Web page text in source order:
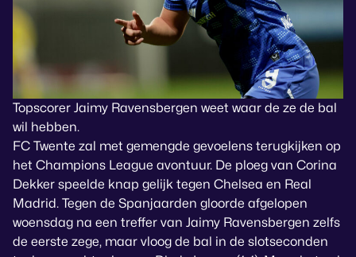
Topscorer Jaimy Ravensbergen weet waar de ze de bal
wil hebben.
FC Twente zal met gemengde gevoelens terugkijken op
het Champions League avontuur. De ploeg van Corina
Dekker speelde knap gelijk tegen Chelsea en Real
Madrid. Tegen de Spanjaarden gloorde afgelopen
woensdag na een treffer van Jaimy Ravensbergen zelfs
de eerste zege, maar vloog de bal in de slotseconden